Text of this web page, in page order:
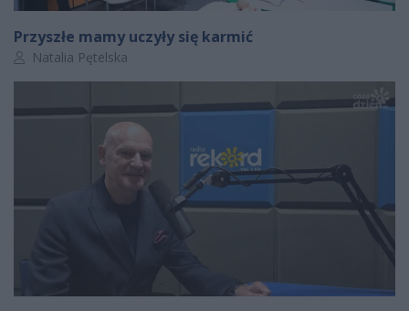
Przyszłe mamy uczyły się karmić
Autor artykułu:
Natalia Pętelska